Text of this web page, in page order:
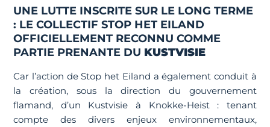
UNE LUTTE INSCRITE SUR LE LONG TERME
: LE COLLECTIF STOP HET EILAND
OFFICIELLEMENT RECONNU COMME
PARTIE PRENANTE DU KUSTVISIE
Car l’action de Stop het Eiland a également conduit à
la création, sous la direction du gouvernement
flamand, d’un Kustvisie à Knokke-Heist : tenant
compte des divers enjeux environnementaux,